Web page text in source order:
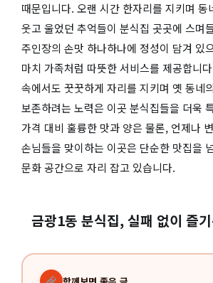
때문입니다. 오랜 시간 한자리를 지키며 동
웃고 울었던 추억들이 분식집 곳곳에 스며
주인장의 손맛 하나하나에 정성이 담겨 있
마치 가족처럼 따뜻한 서비스를 제공합니
속에서도 꿋꿋하게 자리를 지키며 옛 동네
보존하려는 노력은 이곳 분식집들을 더욱
가격 대비 훌륭한 맛과 양은 물론, 언제나
손님들을 맞이하는 이곳은 단순한 맛집을
문화 공간으로 자리 잡고 있습니다.
금광1동 분식집, 실패 없이 즐